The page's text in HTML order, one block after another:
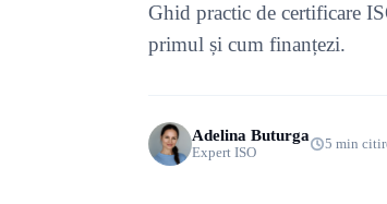
Ghid practic de certificare
primul și cum finanțezi.
Adelina Buturga
Expert ISO
5 min